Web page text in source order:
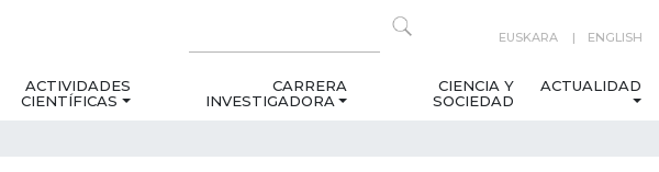
EUSKARA ENGLISH
ACTIVIDADES
CIENTÍFICAS
CARRERA
INVESTIGADORA
CIENCIA Y
SOCIEDAD
ACTUALIDAD